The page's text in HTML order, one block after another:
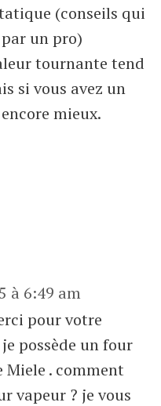
(conseils qui
un pro)
tournante tend
si vous avez un
mieux.
à 6:49 am
pour votre
possède un four
Miele . comment
vapeur ? je vous